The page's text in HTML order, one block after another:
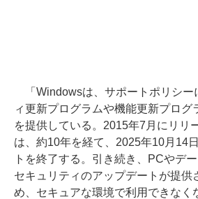
「Windowsは、サポートポリシー
ィ更新プログラムや機能更新プログ
を提供している。2015年7月にリリ
は、約10年を経て、2025年10月14
トを終了する。引き続き、PCやデ
セキュリティのアップデートが提供
め、セキュアな環境で利用できなく